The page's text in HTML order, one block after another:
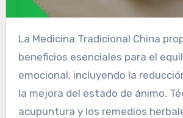
La Medicina Tradicional China proporciona
beneficios esenciales para el
emocional, incluyendo la
la mejora del estado de ánimo.
acupuntura y los remedios